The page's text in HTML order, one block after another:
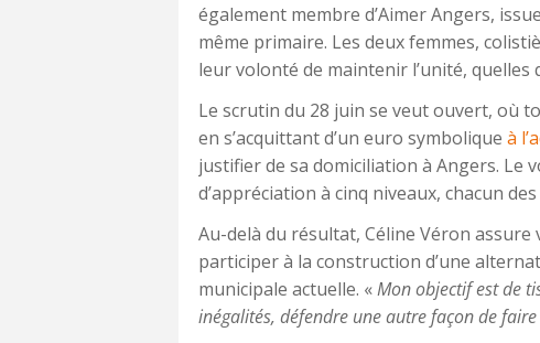
également membre d’Aimer Angers,
même primaire. Les deux femmes,
leur volonté de maintenir l’unité, quelles
Le scrutin du 28 juin se veut ouvert, où
en s’acquittant d’un euro symbolique à
justifier de sa domiciliation à Angers. Le
d’appréciation à cinq niveaux, chacun
Au-delà du résultat, Céline Véron
participer à la construction d’une
municipale actuelle. «Mon objectif est de
inégalités, défendre une autre façon de